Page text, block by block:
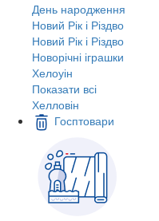
День народження
Новий Рік і Різдво
Новий Рік і Різдво
Новорічні іграшки
Хелоуін
Показати всі
Хелловін
Госптовари